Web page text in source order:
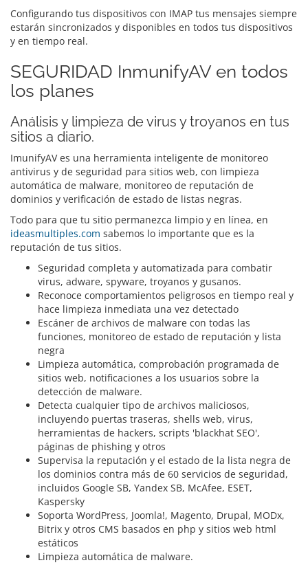
Configurando tus dispositivos con IMAP tus mensajes siempre
estarán sincronizados y disponibles en todos tus dispositivos
y en tiempo real.
SEGURIDAD InmunifyAV en todos
los planes
Análisis y limpieza de virus y troyanos en tus
sitios a diario.
ImunifyAV es una herramienta inteligente de monitoreo
antivirus y de seguridad para sitios web, con limpieza
automática de malware, monitoreo de reputación de
dominios y verificación de estado de listas negras.
Todo para que tu sitio permanezca limpio y en línea, en
ideasmultiples.com sabemos lo importante que es la
reputación de tus sitios.
Seguridad completa y automatizada para combatir
virus, adware, spyware, troyanos y gusanos.
Reconoce comportamientos peligrosos en tiempo real y
hace limpieza inmediata una vez detectado
Escáner de archivos de malware con todas las
funciones, monitoreo de estado de reputación y lista
negra
Limpieza automática, comprobación programada de
sitios web, notificaciones a los usuarios sobre la
detección de malware.
Detecta cualquier tipo de archivos maliciosos,
incluyendo puertas traseras, shells web, virus,
herramientas de hackers, scripts 'blackhat SEO',
páginas de phishing y otros
Supervisa la reputación y el estado de la lista negra de
los dominios contra más de 60 servicios de seguridad,
incluidos Google SB, Yandex SB, McAfee, ESET,
Kaspersky
Soporta WordPress, Joomla!, Magento, Drupal, MODx,
Bitrix y otros CMS basados en php y sitios web html
estáticos
Limpieza automática de malware.